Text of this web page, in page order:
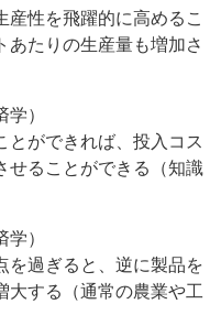
産性を飛躍的に高めるこ
あたりの生産量も増加さ
）
とができれば、投入コス
せることができる（知識
）
を過ぎると、逆に製品を
大する（通常の農業や工